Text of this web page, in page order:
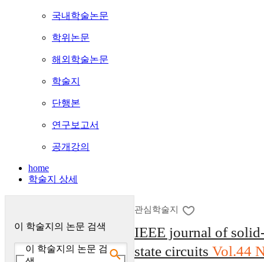
국내학술논문
학위논문
해외학술논문
학술지
단행본
연구보고서
공개강의
home
학술지 상세
이 학술지의 논문 검색
이 학술지의 논문 검
관심학술지
IEEE journal of
state circuits Vol.44